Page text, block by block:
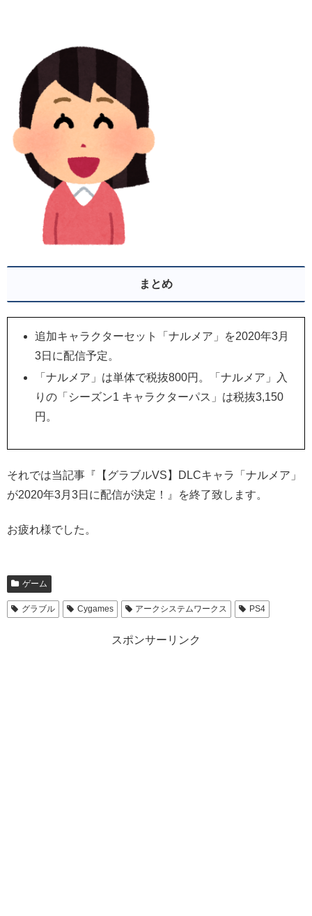
まとめ
追加キャラクターセット「ナルメア」を2020年3月
3日に配信予定。
「ナルメア」は単体で税抜800円。「ナルメア」入
りの「シーズン1 キャラクターパス」は税抜3,150
円。
それでは当記事『【グラブルVS】DLCキャラ「ナルメア」
が2020年3月3日に配信が決定！』を終了致します。
お疲れ様でした。
ゲーム
グラブル Cygames アークシステムワークス PS4
スポンサーリンク